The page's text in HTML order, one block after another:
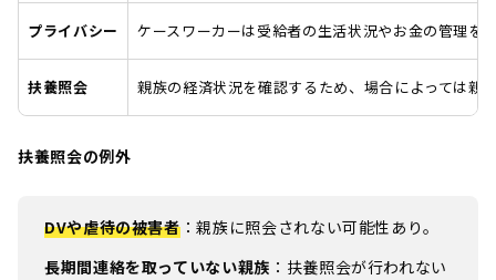
プライバシー ケースワーカーは受給者の生活状況やお金の管理を
扶養照会 親族の経済状況を確認するため、場合によっては親
扶養照会の例外
DVや虐待の被害者：親族に照会されない可能性あり。
長期間連絡を取っていない親族 ：扶養照会が行われない